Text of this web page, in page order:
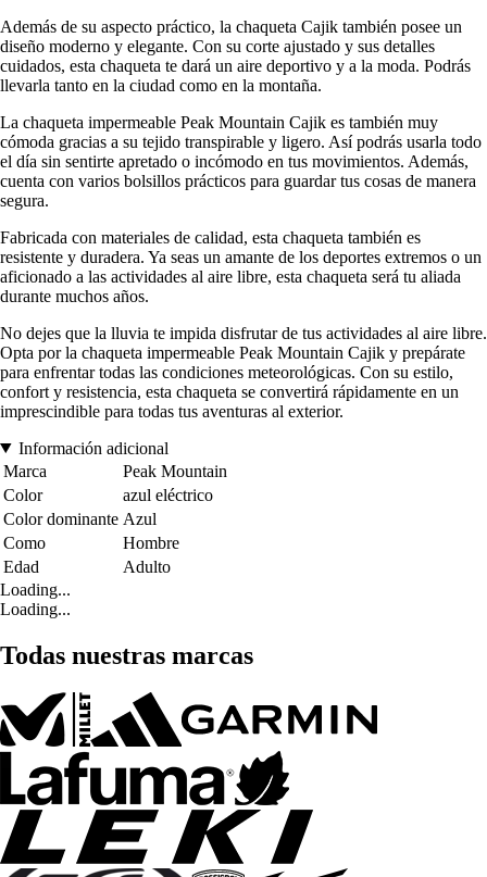
Además de su aspecto práctico, la chaqueta Cajik también posee un
diseño moderno y elegante. Con su corte ajustado y sus detalles
cuidados, esta chaqueta te dará un aire deportivo y a la moda. Podrás
llevarla tanto en la ciudad como en la montaña.
La chaqueta impermeable Peak Mountain Cajik es también muy
cómoda gracias a su tejido transpirable y ligero. Así podrás usarla todo
el día sin sentirte apretado o incómodo en tus movimientos. Además,
cuenta con varios bolsillos prácticos para guardar tus cosas de manera
segura.
Fabricada con materiales de calidad, esta chaqueta también es
resistente y duradera. Ya seas un amante de los deportes extremos o un
aficionado a las actividades al aire libre, esta chaqueta será tu aliada
durante muchos años.
No dejes que la lluvia te impida disfrutar de tus actividades al aire libre.
Opta por la chaqueta impermeable Peak Mountain Cajik y prepárate
para enfrentar todas las condiciones meteorológicas. Con su estilo,
confort y resistencia, esta chaqueta se convertirá rápidamente en un
imprescindible para todas tus aventuras al exterior.
Información adicional
Marca
Peak Mountain
Color
azul eléctrico
Color dominante Azul
Como
Hombre
Edad
Adulto
Loading...
Loading...
Todas nuestras marcas